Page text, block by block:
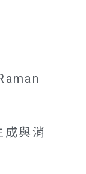
成與消